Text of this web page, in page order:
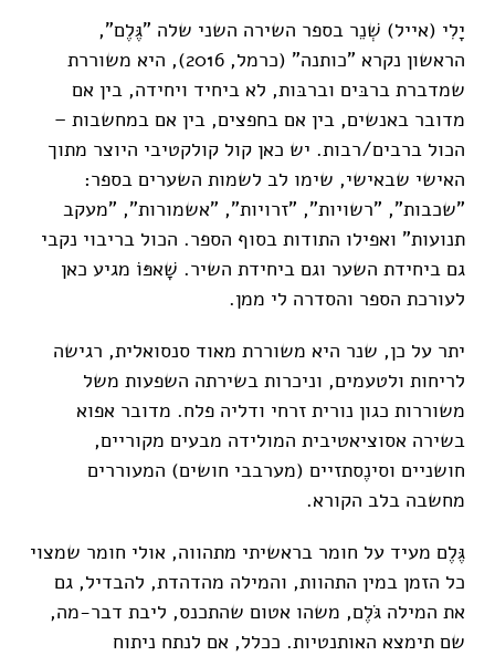
יָלִי (אייל) שְׁנֵר בספר השירה השני שלה "גֶּלֶם",
הראשון נקרא "כותנה" (כרמל, 2016), היא משוררת
שמדברת ברבּים וברבּות, לא ביחיד ויחידה, בין אם
מדובר באנשים, בין אם בחפצים, בין אם במחשבות –
הכול ברבים/רבות. יש כאן קול קולקטיבי היוצר מתוך
האישי שבאישי, שימו לב לשמות השערים בספר:
"שכבות", "רשויות", "זרויות", "אשמורות", "מעקב
תנועות" ואפילו התודות בסוף הספר. הכול בריבוי נקבי
גם ביחידת השער וגם ביחידת השיר. שָׁאפּוֹ מגיע כאן
לעורכת הספר והסדרה לי ממן.
יתר על כן, שנר היא משוררת מאוד סנסואלית, רגישה
לריחות ולטעמים, וניכרות בשירתה השפעות משל
משוררות כגון נורית זרחי ודליה פלח. מדובר אפוא
בשירה אסוציאטיבית המולידה מבעים מקוריים,
חושניים וסינֶסתזיים (מערבבי חושים) המעוררים
מחשבה בלב הקורא.
גֶּלֶם מעיד על חומר בראשיתי מתהווה, אולי חומר שמצוי
כל הזמן במין התהוות, והמילה מהדהדת, להבדיל, גם
את המילה גֹּלֶם, משהו אטום שהתכנס, ליבת דבר-מה,
שם תימצא האותנטיות. ככלל, אם לנתח ניתוח